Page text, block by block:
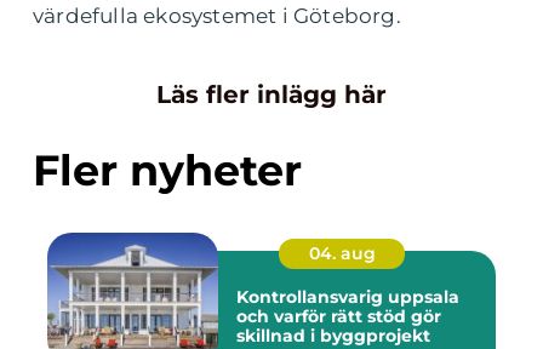
värdefulla ekosystemet i Göteborg.
Läs fler inlägg här
Fler nyheter
04. aug
Kontrollansvarig uppsala
och varför rätt stöd gör
skillnad i byggprojekt